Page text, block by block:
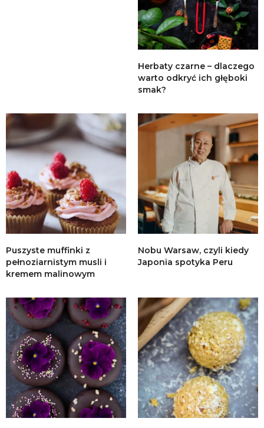
Herbaty czarne – dlaczego
warto odkryć ich głęboki
smak?
Puszyste muffinki z
pełnoziarnistym musli i
kremem malinowym
Nobu Warsaw, czyli kiedy
Japonia spotyka Peru